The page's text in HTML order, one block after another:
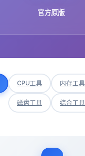
官方原版
CPU工具 内存工具
磁盘工具 综合工具